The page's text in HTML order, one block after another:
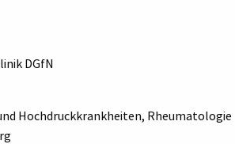
DGfN
Hochdruckkrankheiten, Rheumatologie